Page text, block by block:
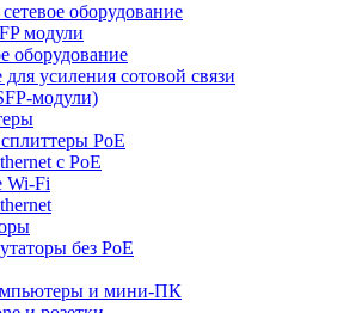
оборудование
модули
оборудование
усиления сотовой связи
модули)
PoE
с PoE
Wi-Fi
без PoE
и мини-ПК